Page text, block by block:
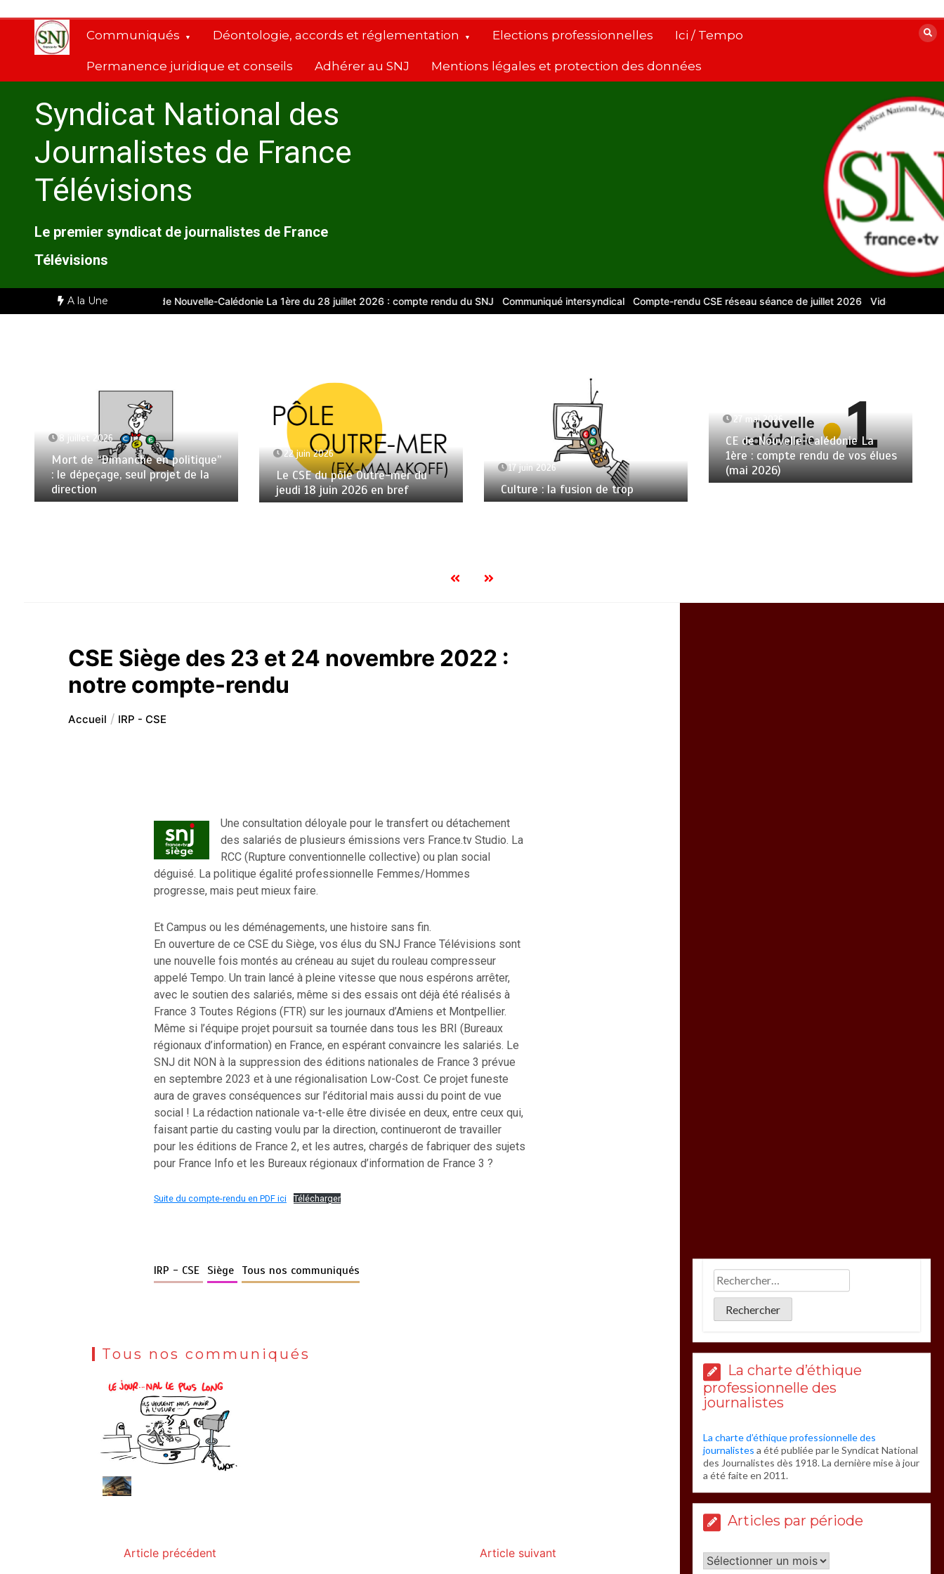
contenu
Communiqués Déontologie, accords et réglementation Elections professionnelles Ici / Tempo
Permanence juridique et conseils Adhérer au SNJ Mentions légales et protection des données
Syndicat National des
Journalistes de France
Télévisions
Le premier syndicat de journalistes de France
Télévisions
A la Une
Comité d’entreprise de Nouvelle-Calédonie La 1ère du 28 juillet 2026 : compte rendu du SNJ Communiqué intersyndical Compte-rendu CSE réseau séance de juillet 2026 Vidéos pour le
8 juillet 2026
Mort de “Dimanche en politique”
: le dépeçage, seul projet de la
direction
22 juin 2026
Le CSE du pôle Outre-mer du
jeudi 18 juin 2026 en bref
17 juin 2026
Culture : la fusion de trop
27 mai 2026
CE de Nouvelle-Calédonie La
1ère : compte rendu de vos élues
(mai 2026)
CSE Siège des 23 et 24 novembre 2022 :
notre compte-rendu
Accueil IRP - CSE
Une consultation déloyale pour le transfert ou détachement
des salariés de plusieurs émissions vers France.tv Studio. La
RCC (Rupture conventionnelle collective) ou plan social
déguisé. La politique égalité professionnelle Femmes/Hommes
progresse, mais peut mieux faire.
Et Campus ou les déménagements, une histoire sans fin.
En ouverture de ce CSE du Siège, vos élus du SNJ France Télévisions sont
une nouvelle fois montés au créneau au sujet du rouleau compresseur
appelé Tempo. Un train lancé à pleine vitesse que nous espérons arrêter,
avec le soutien des salariés, même si des essais ont déjà été réalisés à
France 3 Toutes Régions (FTR) sur les journaux d’Amiens et Montpellier.
Même si l’équipe projet poursuit sa tournée dans tous les BRI (Bureaux
régionaux d’information) en France, en espérant convaincre les salariés. Le
SNJ dit NON à la suppression des éditions nationales de France 3 prévue
en septembre 2023 et à une régionalisation Low-Cost. Ce projet funeste
aura de graves conséquences sur l’éditorial mais aussi du point de vue
social ! La rédaction nationale va-t-elle être divisée en deux, entre ceux qui,
faisant partie du casting voulu par la direction, continueront de travailler
pour les éditions de France 2, et les autres, chargés de fabriquer des sujets
pour France Info et les Bureaux régionaux d’information de France 3 ?
Suite du compte-rendu en PDF ici Télécharger
IRP - CSE Siège Tous nos communiqués
Tous nos communiqués
Article précédent Article suivant
La charte d’éthique
professionnelle des
journalistes
La charte d’éthique professionnelle des
journalistes a été publiée par le Syndicat National
des Journalistes dès 1918. La dernière mise à jour
a été faite en 2011.
Articles par période
Articles